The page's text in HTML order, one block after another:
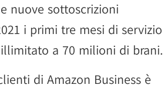
nuove sottoscrizioni
i primi tre mesi di servizio
a 70 milioni di brani.
di Amazon Business è